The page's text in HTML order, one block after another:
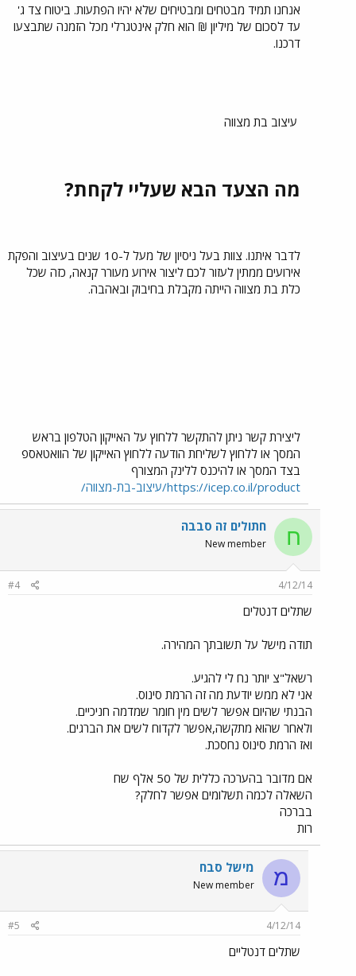
אנחנו תמיד מבטחים ומבטיחים שלא יהיו הפתעות. ביטוח צד ג'
עד לסכום של מיליון ₪ הוא חלק אינטגרלי מכל הזמנה שתבצעו
דרכנו.
עיצוב בת מצווה
מה הצעד הבא שעליי לקחת?
לדבר איתנו. צוות בעל ניסיון של מעל ל-10 שנים בעיצוב והפקת
אירועים ממתין לעזור לכם ליצור אירוע מעורר קנאה, כזה שכל
כלת בת מצווה הייתה מקבלת בחיבוק ובאהבה.
ליצירת קשר ניתן להתקשר ללחוץ על האייקון הטלפון בראש
המסך או ללחוץ לשליחת הודעה ללחוץ האייקון של הוואטאספ
בצד המסך או להיכנס ללינק המצורף
https://icep.co.il/product/עיצוב-בת-מצווה/
ח חתולים זה סבבה
New member
4/12/14
#4
שתלים דנטלים
תודה מישל על תשובתך המהירה.
רשאל"צ יותר נח לי להגיע.
אני לא ממש יודעת מה זה הרמת סינוס.
הבנתי שהיום אפשר לשים מין חומר שמדמה חניכיים.
ולאחר שהוא מתקשה,אפשר לקדוח לשים את הברגים.
ואז הרמת סינוס נחסכת.
אם מדובר בהערכה כללית של 50 אלף שח
השאלה לכמה תשלומים אפשר לחלק?
בברכה
רות
מ מישל סבח
New member
4/12/14
#5
שתלים דנטליים